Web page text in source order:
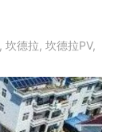
, 坎德拉, 坎德拉PV,